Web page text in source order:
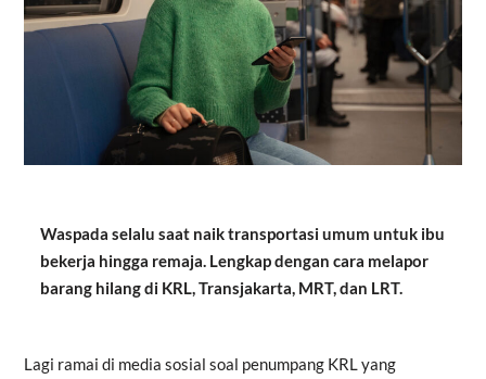
Waspada selalu saat naik transportasi umum untuk ibu
bekerja hingga remaja. Lengkap dengan cara melapor
barang hilang di KRL, Transjakarta, MRT, dan LRT.
Lagi ramai di media sosial soal penumpang KRL yang